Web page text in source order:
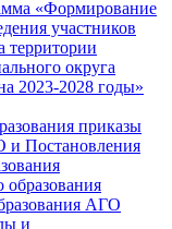
«Формирование
участников
территории
округа
2023-2028 годы»
приказы
и Постановления
образования
АГО
и